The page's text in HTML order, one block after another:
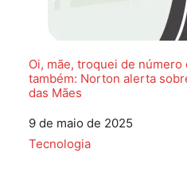
Oi, mãe, troquei de
também: Norton alerta
das Mães
Data
9 de maio de 2025
Em relação a
Tecnologia